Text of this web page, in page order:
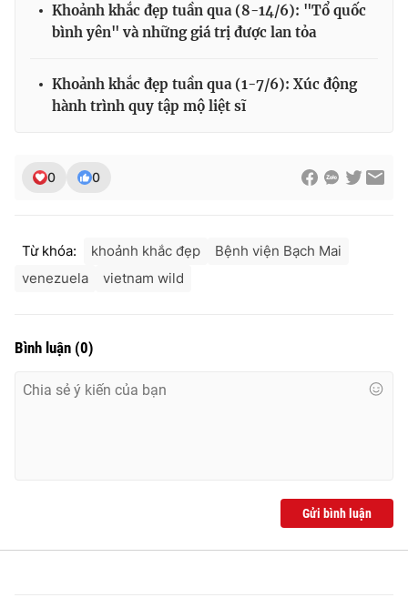
Khoảnh khắc đẹp tuần qua (8-14/6): "Tổ quốc
bình yên" và những giá trị được lan tỏa
Khoảnh khắc đẹp tuần qua (1-7/6): Xúc động
hành trình quy tập mộ liệt sĩ
0 0
Từ khóa: khoảnh khắc đẹp
Bệnh viện Bạch Mai
venezuela
vietnam wild
Bình luận (0)
Gửi bình luận